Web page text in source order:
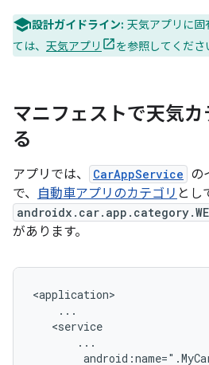
設計ガイドライン: 天気アプリに固
ては、 天気アプリ を参照してくださ
マニフェストで天気
る
アプリでは、 CarAppService の
で、 自動車アプリのカテゴリ とし
があります。